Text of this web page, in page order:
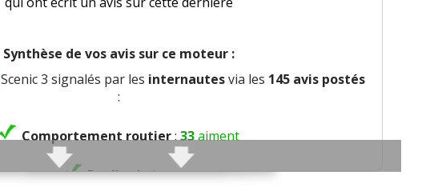
Synthèse de vos avis sur ce moteur :
Scenic 3 signalés par les internautesvia les 145 avis postés
:
Comportement routier:33aiment
Roulis:1aime